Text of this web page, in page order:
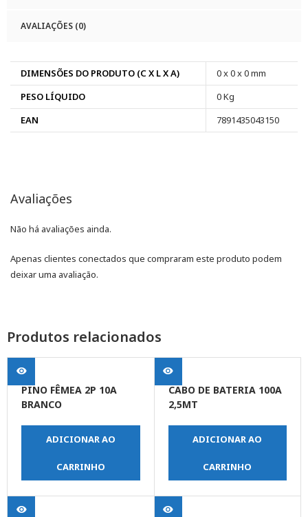
AVALIAÇÕES (0)
DIMENSÕES DO PRODUTO (C X L X A)
0 x 0 x 0 mm
PESO LÍQUIDO
0 Kg
EAN
7891435043150
Avaliações
Não há avaliações ainda.
Apenas clientes conectados que compraram este produto podem
deixar uma avaliação.
Produtos relacionados
PINO FÊMEA 2P 10A
BRANCO
ADICIONAR AO
CARRINHO
CABO DE BATERIA 100A
2,5MT
ADICIONAR AO
CARRINHO